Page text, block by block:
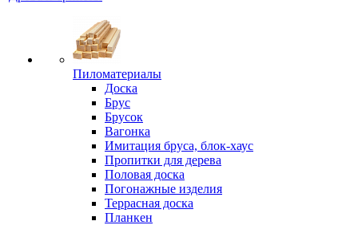
Пиломатериалы
Доска
Брус
Брусок
Вагонка
Имитация бруса, блок-хаус
Пропитки для дерева
Половая доска
Погонажные изделия
Террасная доска
Планкен